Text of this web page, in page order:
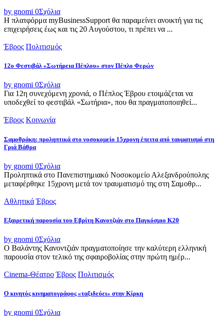
by gnomi 0Σχόλια
Η πλατφόρμα myBusinessSupport θα παραμείνει ανοικτή για τις
επιχειρήσεις έως και τις 20 Αυγούστου, τι πρέπει να ...
Έβρος Πολιτισμός
12ο Φεστιβάλ «Σωτήρεια Πέπλου» στον Πέπλο Φερών
by gnomi 0Σχόλια
Για 12η συνεχόμενη χρονιά, ο Πέπλος Έβρου ετοιμάζεται να
υποδεχθεί το φεστιβάλ «Σωτήρια», που θα πραγματοποιηθεί...
Έβρος Κοινωνία
Σαμοθράκη: προληπτικά στο νοσοκομείο 15χρονη έπειτα από ταυματισμό στη
Γριά Βάθρα
by gnomi 0Σχόλια
Προληπτικά στο Πανεπιστημιακό Νοσοκομείο Αλεξανδρούπολης
μεταφέρθηκε 15χρονη μετά τον τραυματισμό της στη Σαμοθρ...
Αθλητικά Έβρος
Εξαιρετική παρουσία του Εβρίτη Κανοτζιάν στο Παγκόσμιο Κ20
by gnomi 0Σχόλια
Ο Βαλάντης Κανοντζιάν πραγματοποίησε την καλύτερη ελληνική
παρουσία στον τελικό της σφαιροβολίας στην πρώτη ημέρ...
Cinema-Θέατρο Έβρος Πολιτισμός
Ο κινητός κινηματογράφος «ταξιδεύει» στην Κίρκη
by gnomi 0Σχόλια